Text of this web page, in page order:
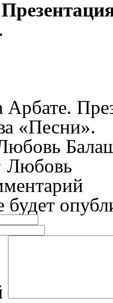
«Песни».
Любовь